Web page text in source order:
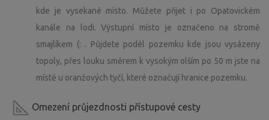
kde je vysekané místo. Můžete přijet i po Opatovickém
kanále na lodi. Výstupní místo je označeno na stromě
smajlíkem (: . Půjdete podél pozemku kde jsou vysázeny
topoly, přes louku směrem k vysokým olším po 50 m jste na
místě u oranžových tyčí, které označují hranice pozemku.
Omezení průjezdnosti přístupové cesty